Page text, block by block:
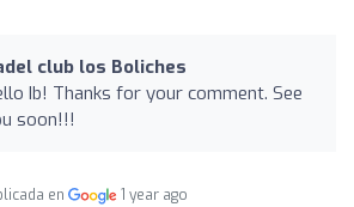
club los Boliches
Ib! Thanks for your comment. See
soon!!!
en 1 year ago